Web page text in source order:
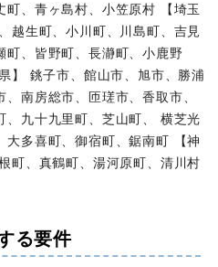
、青ヶ島村、小笠原村 【埼玉
越生町、小川町、川島町、吉見
町、皆野町、長瀞町、小鹿野
】 銚子市、館山市、旭市、勝浦
南房総市、匝瑳市、香取市、
、九十九里町、芝山町、 横芝光
大多喜町、御宿町、鋸南町 【神
町、真鶴町、湯河原町、清川村
る要件